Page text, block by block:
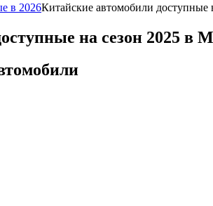
в 2026Китайские автомобили доступные
на сезон 2025 в